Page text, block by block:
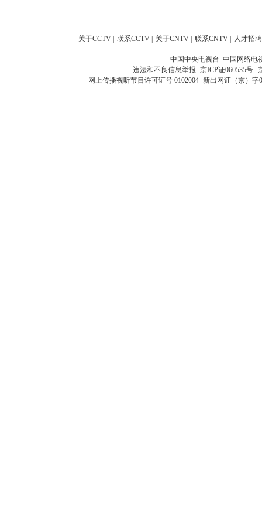
关于CCTV | 联系CCTV | 关于CNTV | 联系CNTV | 人才招聘
中国中央电视台 中国网络电
违法和不良信息举报 京ICP证060535号
网上传播视听节目许可证号 0102004 新出网证（京）